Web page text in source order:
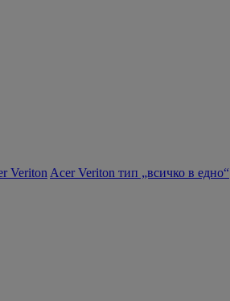
Veriton Acer Veriton тип „всичко в едно“